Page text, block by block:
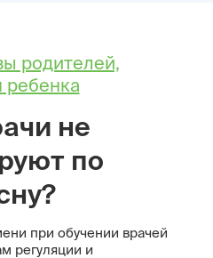
родителей,
ребенка
не
по
при обучении врачей
регуляции и